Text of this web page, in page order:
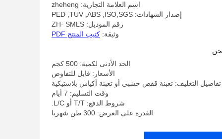
اسم العلامة التجارية: zheheng
إصدار الشهادات: PED ,TUV ,ABS ,ISO,SGS
رقم الموديل: ZH- SMLS
وثيقة: كتيب المنتج PDF
الحد الأدنى لكمية: 500 كجم
الأسعار: قابل للتفاوض
تفاصيل التغليف: تعبئة قفص خشبي أو تعبئة أكياس بلاستيكية
وقت التسليم: 7 أيام
شروط الدفع: T/T أو L/C.
القدرة على العرض: 300 طن شهريا